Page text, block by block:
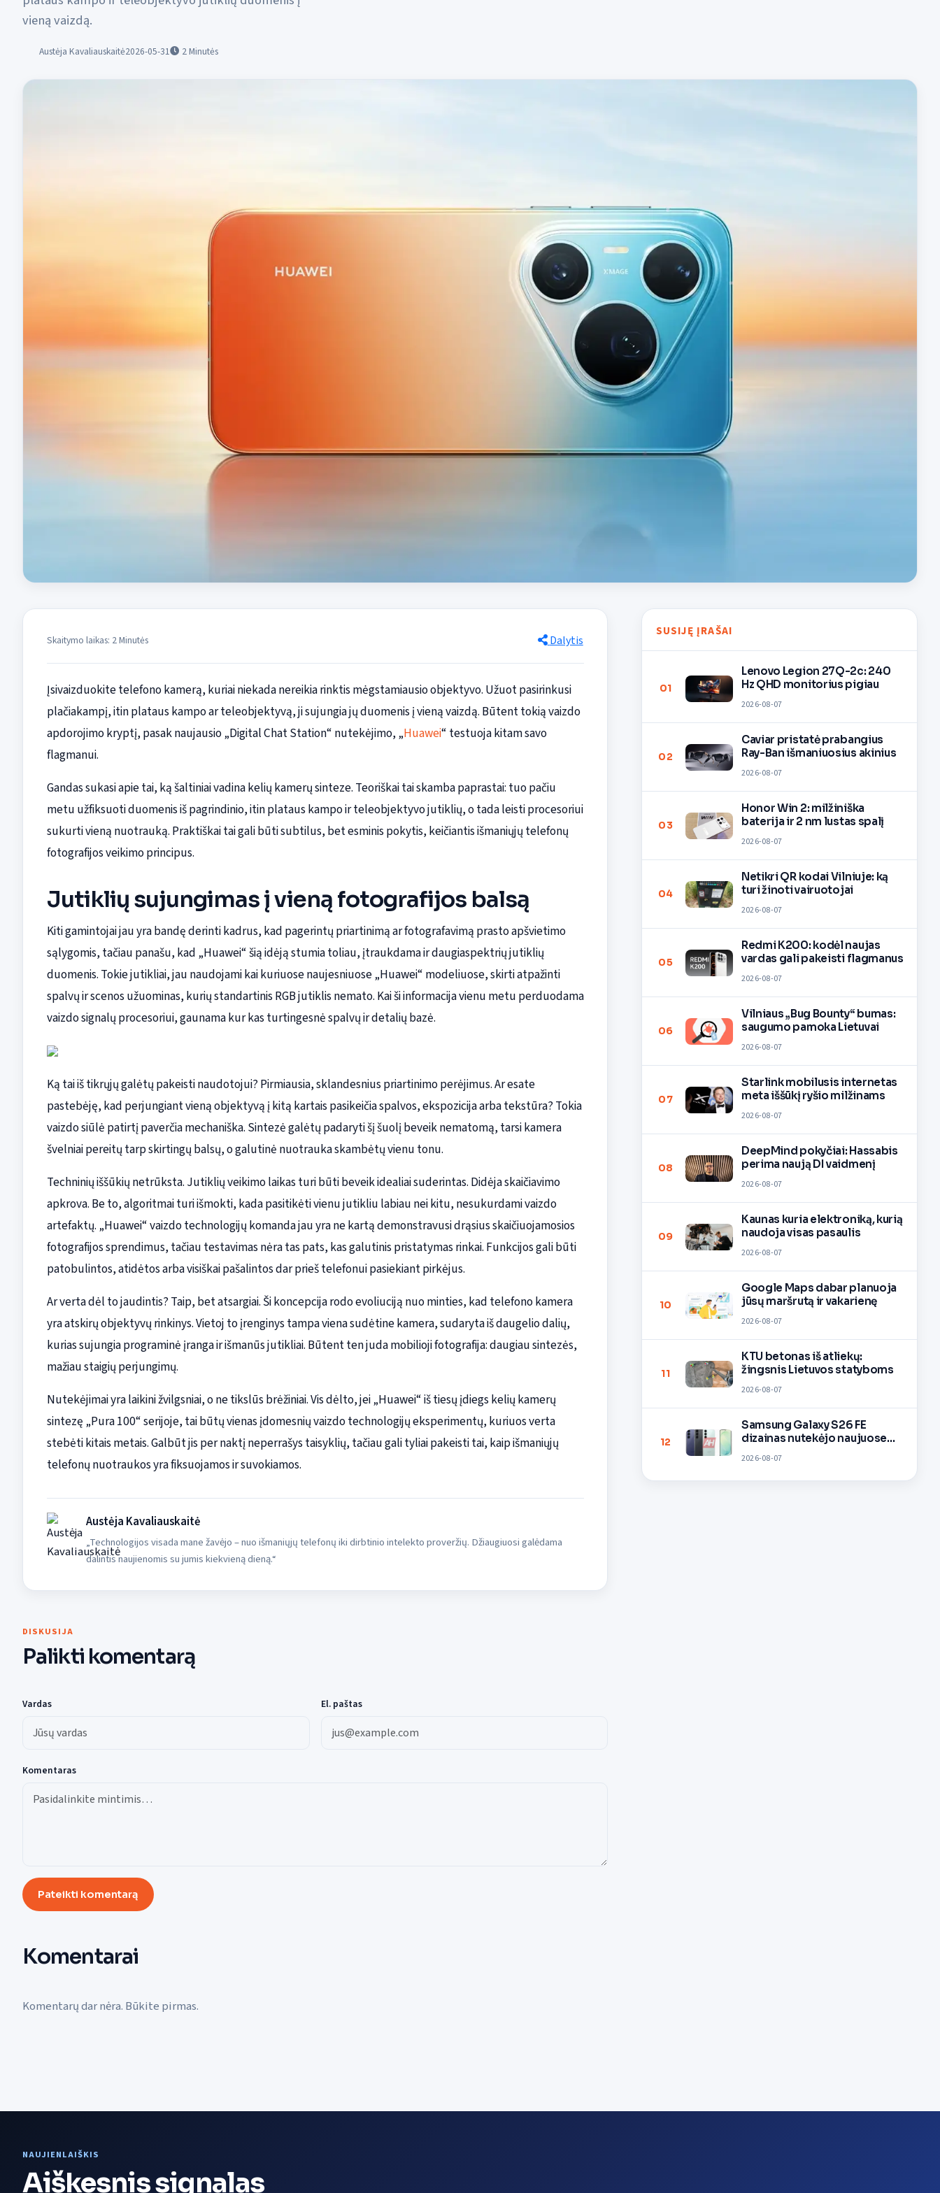
vieną vaizdą.
Austėja Kavaliauskaitė2026-05-31 2Minutės
Skaitymo laikas: 2 Minutės Dalytis
Įsivaizduokite telefono kamerą, kuriai niekada nereikia rinktis mėgstamiausio objektyvo. Užuot pasirinkusi
plačiakampį, itin plataus kampo ar teleobjektyvą, ji sujungia jų duomenis į vieną vaizdą. Būtent tokią vaizdo
apdorojimo kryptį, pasak naujausio „Digital Chat Station“ nutekėjimo, „Huawei“ testuoja kitam savo
flagmanui.
Gandas sukasi apie tai, ką šaltiniai vadina kelių kamerų sinteze. Teoriškai tai skamba paprastai: tuo pačiu
metu užfiksuoti duomenis iš pagrindinio, itin plataus kampo ir teleobjektyvo jutiklių, o tada leisti procesoriui
sukurti vieną nuotrauką. Praktiškai tai gali būti subtilus, bet esminis pokytis, keičiantis išmaniųjų telefonų
fotografijos veikimo principus.
Jutiklių sujungimas į vieną fotografijos balsą
Kiti gamintojai jau yra bandę derinti kadrus, kad pagerintų priartinimą ar fotografavimą prasto apšvietimo
sąlygomis, tačiau panašu, kad „Huawei“ šią idėją stumia toliau, įtraukdama ir daugiaspektrių jutiklių
duomenis. Tokie jutikliai, jau naudojami kai kuriuose naujesniuose „Huawei“ modeliuose, skirti atpažinti
spalvų ir scenos užuominas, kurių standartinis RGB jutiklis nemato. Kai ši informacija vienu metu perduodama
vaizdo signalų procesoriui, gaunama kur kas turtingesnė spalvų ir detalių bazė.
Ką tai iš tikrųjų galėtų pakeisti naudotojui? Pirmiausia, sklandesnius priartinimo perėjimus. Ar esate
pastebėję, kad perjungiant vieną objektyvą į kitą kartais pasikeičia spalvos, ekspozicija arba tekstūra? Tokia
vaizdo siūlė patirtį paverčia mechaniška. Sintezė galėtų padaryti šį šuolį beveik nematomą, tarsi kamera
švelniai pereitų tarp skirtingų balsų, o galutinė nuotrauka skambėtų vienu tonu.
Techninių iššūkių netrūksta. Jutiklių veikimo laikas turi būti beveik idealiai suderintas. Didėja skaičiavimo
apkrova. Be to, algoritmai turi išmokti, kada pasitikėti vienu jutikliu labiau nei kitu, nesukurdami vaizdo
artefaktų. „Huawei“ vaizdo technologijų komanda jau yra ne kartą demonstravusi drąsius skaičiuojamosios
fotografijos sprendimus, tačiau testavimas nėra tas pats, kas galutinis pristatymas rinkai. Funkcijos gali būti
patobulintos, atidėtos arba visiškai pašalintos dar prieš telefonui pasiekiant pirkėjus.
Ar verta dėl to jaudintis? Taip, bet atsargiai. Ši koncepcija rodo evoliuciją nuo minties, kad telefono kamera
yra atskirų objektyvų rinkinys. Vietoj to įrenginys tampa viena sudėtine kamera, sudaryta iš daugelio dalių,
kurias sujungia programinė įranga ir išmanūs jutikliai. Būtent ten juda mobilioji fotografija: daugiau sintezės,
mažiau staigių perjungimų.
Nutekėjimai yra laikini žvilgsniai, o ne tikslūs brėžiniai. Vis dėlto, jei „Huawei“ iš tiesų įdiegs kelių kamerų
sintezę „Pura 100“ serijoje, tai būtų vienas įdomesnių vaizdo technologijų eksperimentų, kuriuos verta
stebėti kitais metais. Galbūt jis per naktį neperrašys taisyklių, tačiau gali tyliai pakeisti tai, kaip išmaniųjų
telefonų nuotraukos yra fiksuojamos ir suvokiamos.
Austėja Kavaliauskaitė
„Technologijos visada mane žavėjo – nuo išmaniųjų telefonų iki dirbtinio intelekto proveržių. Džiaugiuosi galėdama
dalintis naujienomis su jumis kiekvieną dieną.“
DISKUSIJA
Palikti komentarą
Vardas El. paštas
Komentaras
Pateikti komentarą
Komentarai
Komentarų dar nėra. Būkite pirmas.
SUSIJĘ ĮRAŠAI
01
Lenovo Legion 27Q-2c: 240
Hz QHD monitorius pigiau
2026-08-07
02
Caviar pristatė prabangius
Ray-Ban išmaniuosius akinius
2026-08-07
03
Honor Win 2: milžiniška
baterija ir 2 nm lustas spalį
2026-08-07
04
Netikri QR kodai Vilniuje: ką
turi žinoti vairuotojai
2026-08-07
05
Redmi K200: kodėl naujas
vardas gali pakeisti flagmanus
2026-08-07
06
Vilniaus „Bug Bounty“ bumas:
saugumo pamoka Lietuvai
2026-08-07
07
Starlink mobilusis internetas
meta iššūkį ryšio milžinams
2026-08-07
08
DeepMind pokyčiai: Hassabis
perima naują DI vaidmenį
2026-08-07
09
Kaunas kuria elektroniką, kurią
naudoja visas pasaulis
2026-08-07
10
Google Maps dabar planuoja
jūsų maršrutą ir vakarienę
2026-08-07
11
KTU betonas iš atliekų:
žingsnis Lietuvos statyboms
2026-08-07
12
Samsung Galaxy S26 FE
dizainas nutekėjo naujuose
2026-08-07
NAUJIENLAIŠKIS
Aiškesnis signalas